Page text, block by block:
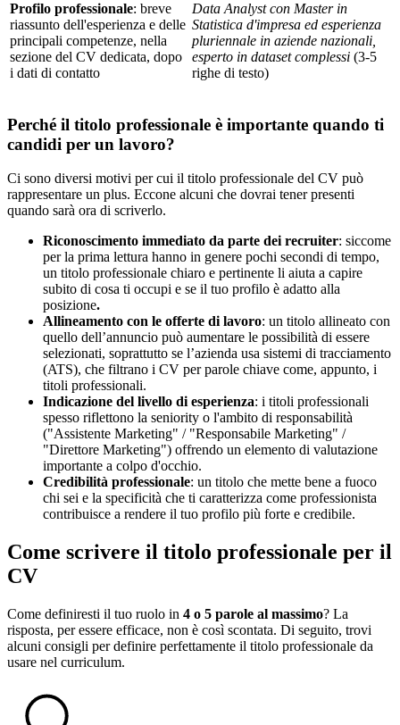
Profilo professionale: breve
riassunto dell'esperienza e delle
principali competenze, nella
sezione del CV dedicata, dopo
i dati di contatto
Data Analyst con Master in
Statistica d'impresa ed esperienza
pluriennale in aziende nazionali,
esperto in dataset complessi (3-5
righe di testo)
Perché il titolo professionale è importante quando ti
candidi per un lavoro?
Ci sono diversi motivi per cui il titolo professionale del CV può
rappresentare un plus. Eccone alcuni che dovrai tener presenti
quando sarà ora di scriverlo.
Riconoscimento immediato da parte dei recruiter: siccome
per la prima lettura hanno in genere pochi secondi di tempo,
un titolo professionale chiaro e pertinente li aiuta a capire
subito di cosa ti occupi e se il tuo profilo è adatto alla
posizione.
Allineamento con le offerte di lavoro: un titolo allineato con
quello dell’annuncio può aumentare le possibilità di essere
selezionati, soprattutto se l’azienda usa sistemi di tracciamento
(ATS), che filtrano i CV per parole chiave come, appunto, i
titoli professionali.
Indicazione del livello di esperienza: i titoli professionali
spesso riflettono la seniority o l'ambito di responsabilità
("Assistente Marketing" / "Responsabile Marketing" /
"Direttore Marketing") offrendo un elemento di valutazione
importante a colpo d'occhio.
Credibilità professionale: un titolo che mette bene a fuoco
chi sei e la specificità che ti caratterizza come professionista
contribuisce a rendere il tuo profilo più forte e credibile.
Come scrivere il titolo professionale per il
CV
Come definiresti il tuo ruolo in 4 o 5 parole al massimo? La
risposta, per essere efficace, non è così scontata. Di seguito, trovi
alcuni consigli per definire perfettamente il titolo professionale da
usare nel curriculum.